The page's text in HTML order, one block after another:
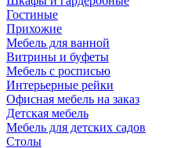
Гостиные
Прихожие
Мебель для ванной
Витрины и буфеты
Мебель с росписью
Интерьерные рейки
Офисная мебель на заказ
Детская мебель
Мебель для детских садов
Столы